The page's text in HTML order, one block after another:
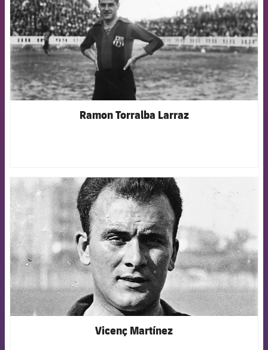
Ramon Torralba Larraz
FCB Barcelona badge
Vicenç Martínez